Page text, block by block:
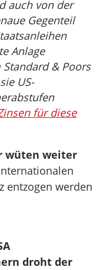
auch von der
Gegenteil
Anlage
& Poors
US-
für diese
wüten weiter
entzogen werden
droht der